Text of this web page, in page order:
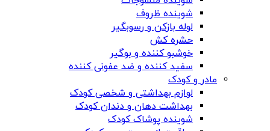
شوینده ظروف
لوله بازکن و رسوبگیر
حشره کش
خوشبو کننده و بوگیر
سفید کننده و ضد عفونی کننده
مادر و کودک
لوازم بهداشتی و شخصی کودک
بهداشت دهان و دندان کودک
شوینده پوشاک کودک